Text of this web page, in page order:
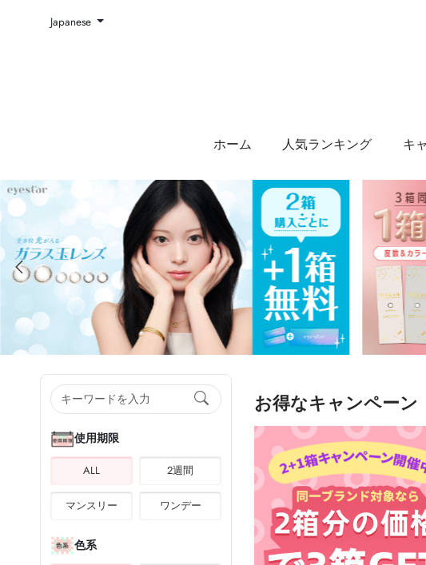
Japanese
ホーム 人気ランキング キ
使用期限
ALL 2週間
マンスリー ワンデー
色系
お得なキャンペーン